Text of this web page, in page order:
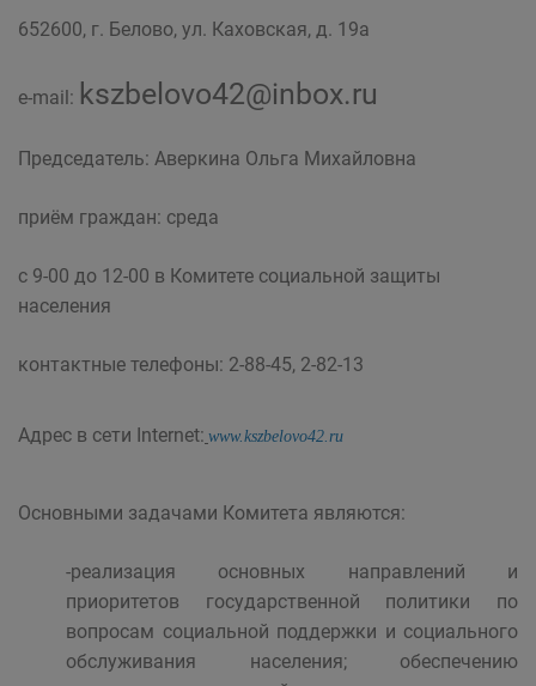
652600, г. Белово, ул. Каховская, д. 19а
e-mail: kszbelovo42@inbox.ru
Председатель: Аверкина Ольга Михайловна
приём граждан: среда
с 9-00 до 12-00 в Комитете социальной защиты
населения
контактные телефоны: 2-88-45, 2-82-13
Адрес в сети Internet: www.kszbelovo42.ru
Основными задачами Комитета являются:
-реализация основных направлений и
приоритетов государственной политики по
вопросам социальной поддержки и социального
обслуживания населения; обеспечению